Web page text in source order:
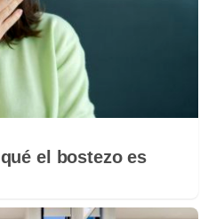
el bostezo es